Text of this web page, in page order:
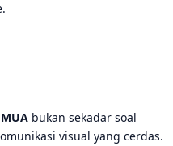
bukan sekadar soal
visual yang cerdas.